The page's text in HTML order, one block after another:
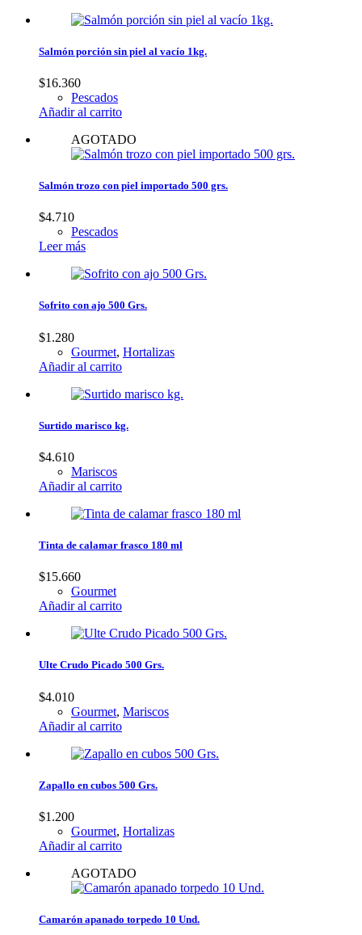
Salmón porción sin piel al vacío 1kg.
$16.360
Pescados
Añadir al carrito
AGOTADO
Salmón trozo con piel importado 500 grs.
$4.710
Pescados
Leer más
Sofrito con ajo 500 Grs.
$1.280
Gourmet, Hortalizas
Añadir al carrito
Surtido marisco kg.
$4.610
Mariscos
Añadir al carrito
Tinta de calamar frasco 180 ml
$15.660
Gourmet
Añadir al carrito
Ulte Crudo Picado 500 Grs.
$4.010
Gourmet, Mariscos
Añadir al carrito
Zapallo en cubos 500 Grs.
$1.200
Gourmet, Hortalizas
Añadir al carrito
AGOTADO
Camarón apanado torpedo 10 Und.